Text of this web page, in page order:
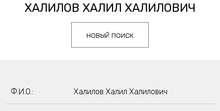
ХАЛИЛОВ ХАЛИЛ ХАЛИЛОВИЧ
новый поиск
Ф.И.О.: Халилов Халил Халилович